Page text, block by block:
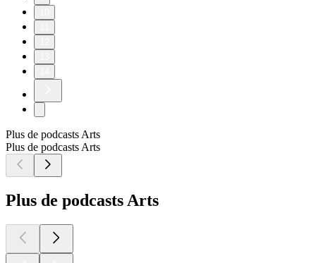
Plus de podcasts Arts
Plus de podcasts Arts
Plus de podcasts Arts